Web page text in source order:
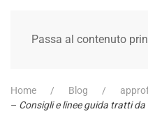
Passa al contenuto
Home Blog
– Consigli e linee guida tratti